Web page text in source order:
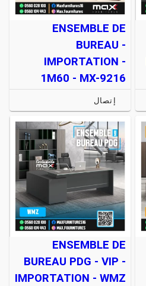
ENSEMBLE DE
BUREAU -
IMPORTATION -
1M60 - MX-9216
إتصال
ENSEMBLE DE
BUREAU PDG - VIP -
IMPORTATION - WMZ